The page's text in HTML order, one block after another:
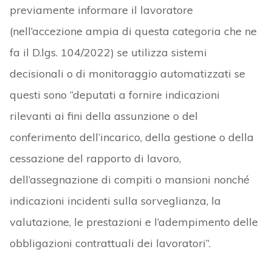
previamente informare il lavoratore
(nell’accezione ampia di questa categoria che ne
fa il D.lgs. 104/2022) se utilizza sistemi
decisionali o di monitoraggio automatizzati se
questi sono “deputati a fornire indicazioni
rilevanti ai fini della assunzione o del
conferimento dell’incarico, della gestione o della
cessazione del rapporto di lavoro,
dell’assegnazione di compiti o mansioni nonché
indicazioni incidenti sulla sorveglianza, la
valutazione, le prestazioni e l’adempimento delle
obbligazioni contrattuali dei lavoratori”.